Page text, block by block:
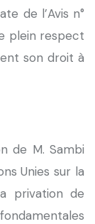
de l’Avis n°
plein respect
son droit à
de M. Sambi
Unies sur la
privation de